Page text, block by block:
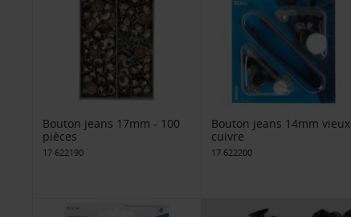
Bouton jeans 17mm - 100
pièces
17 622190
Bouton jeans 14mm vieux
cuivre
17 622200